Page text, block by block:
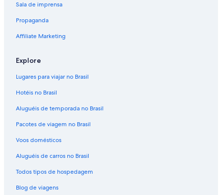
Voos de São Paulo (SAO) para Orlando (ORL)
Voos de Salvador (SSA) para Orlando (ORL)
Voos de Campinas (VCP) para Orlando (ORL)
Sala de imprensa
Propaganda
Affiliate Marketing
Explore
Lugares para viajar no Brasil
Hotéis no Brasil
Aluguéis de temporada no Brasil
Pacotes de viagem no Brasil
Voos domésticos
Aluguéis de carros no Brasil
Todos tipos de hospedagem
Blog de viagens